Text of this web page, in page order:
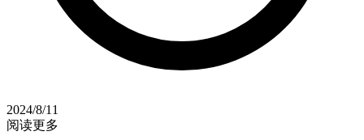
2024/8/11
阅读更多